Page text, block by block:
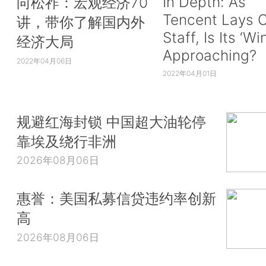
讲，带你了解国内外
经济大局
2022年04月06日
Tencent Lays
Staff, Is Its
Approaching?
2022年04月01日
规避红海封锁 中国超大油轮停
靠埃及绕行非洲
2026年08月06日
惠誉：美国私募信贷违约率创新
高
2026年08月06日